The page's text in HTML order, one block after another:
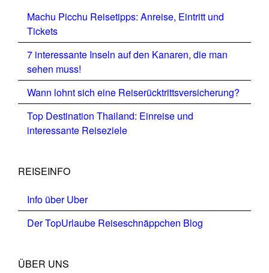
Machu Picchu Reisetipps: Anreise, Eintritt und
Tickets
7 interessante Inseln auf den Kanaren, die man
sehen muss!
Wann lohnt sich eine Reiserücktrittsversicherung?
Top Destination Thailand: Einreise und
interessante Reiseziele
REISEINFO
Info über Uber
Der TopUrlaube Reiseschnäppchen Blog
ÜBER UNS